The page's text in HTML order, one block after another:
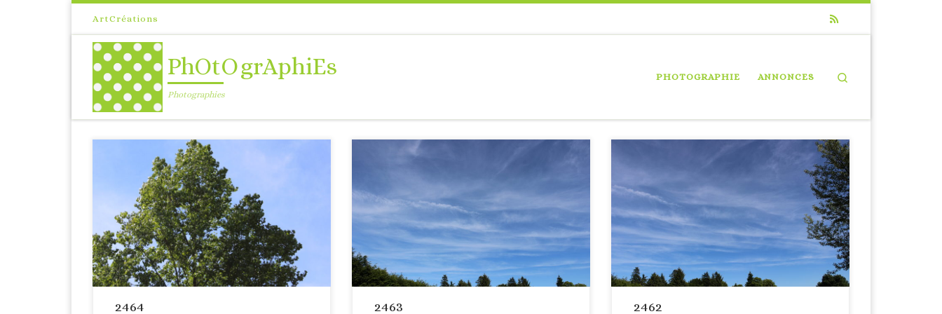
Passer au contenuArtCréations
PhOtOgrAphiEs
Photographies
PHOTOGRAPHIE ANNONCES
2464 2463 2462